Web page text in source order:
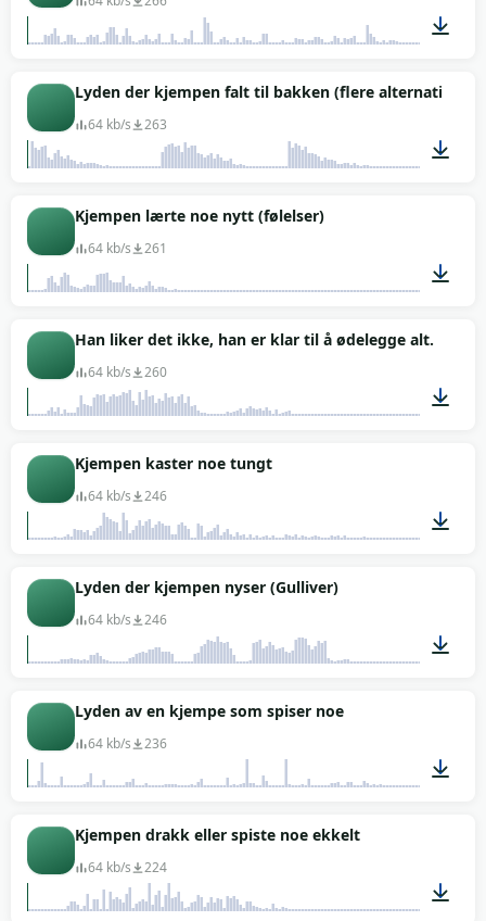
00:05
Lyden der kjempen falt til bakken (flere alternativer)
64 kb/s 263
Kjempen lærte noe nytt (følelser)
64 kb/s 261
00:02
Han liker det ikke, han er klar til å ødelegge alt.
64 kb/s 260
Kjempen kaster noe tungt
64 kb/s 246
Lyden der kjempen nyser (Gulliver)
64 kb/s 246
Lyden av en kjempe som spiser noe
64 kb/s 236
Kjempen drakk eller spiste noe ekkelt
64 kb/s 224